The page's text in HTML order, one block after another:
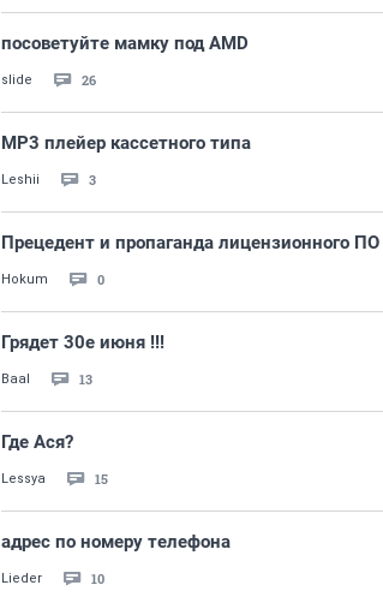
посоветуйте мамку под AMD
slide 26
MP3 плейер кассетного типа
Leshii 3
Прецедент и пропаганда лицензионного ПО
Hokum 0
Грядет 30е июня !!!
Baal 13
Где Ася?
Lessya 15
адрес по номеру телефона
Lieder 10